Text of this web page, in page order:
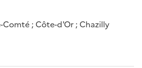
Comté ; Côte-d'Or ; Chazilly